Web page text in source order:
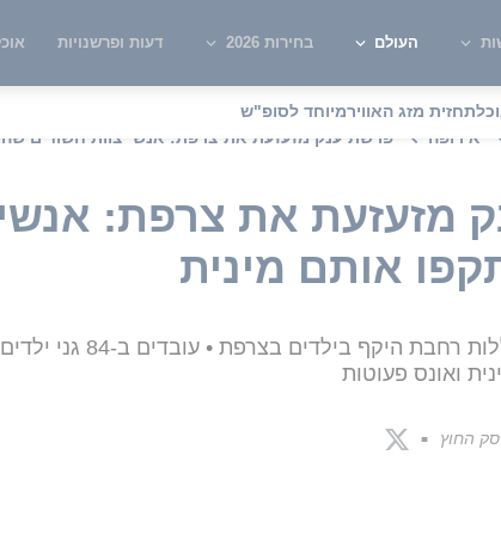
העולם בחירות 2026 דעות ופרשנויות
תחזית מזג האווירמיוחד לסופ"ש
אירופה פרשת ענק מזעזעת את צרפת: אנשי צוות חשודים
מזעזעת את צרפת:
אותם מינית
ואונס פעוטות
החוץ ■